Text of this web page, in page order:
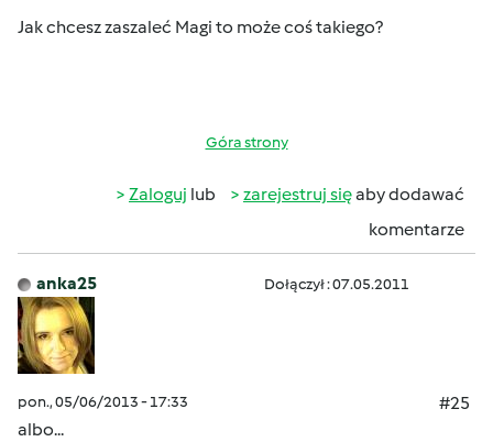
Jak chcesz zaszaleć Magi to może coś takiego?
Góra strony
Zaloguj lub zarejestruj sięaby dodawać
komentarze
anka25 Dołączył : 07.05.2011
pon., 05/06/2013 - 17:33
#25
albo...